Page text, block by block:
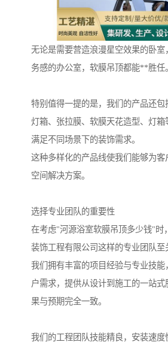
无论是需要营造浪漫星空效果的卧室
务感的办公室，软膜吊顶都能**胜任。
特别值得一提的是，我们的产品还包
灯箱、张拉膜、软膜天花造型、灯
满足不同场景下的装饰需求。
这种多样化的产品线使我们能够为客
空间解决方案。
选择专业团队的重要性
在考虑"河源浴室软膜吊顶多少钱"时
装饰工程有限公司这样的专业团队至
我们拥有丰富的项目经验与专业技能
户需求，提供从设计到施工的一站
果与预期完全一致。
我们的工程团队技能精良，安装速度